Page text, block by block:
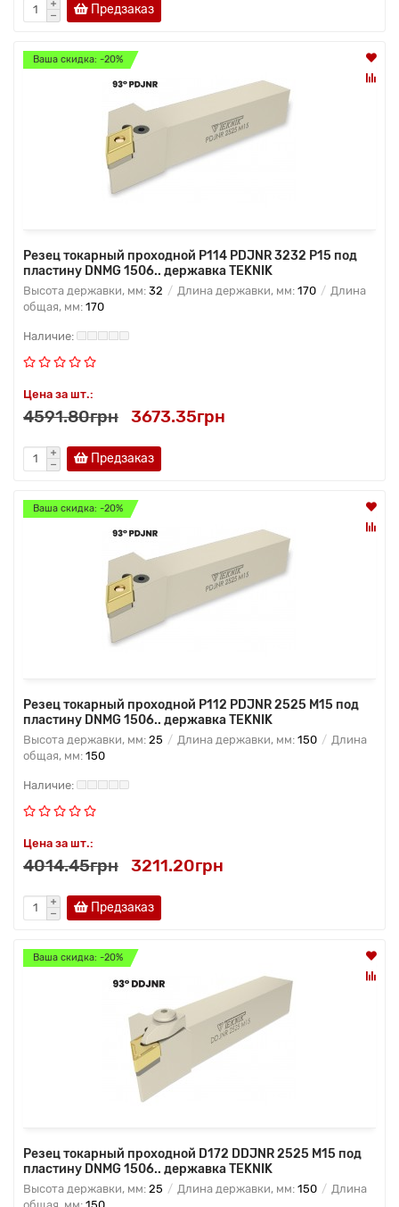
Предзаказ
Ваша скидка: -20%
Резец токарный проходной P114 PDJNR 3232 P15 под
пластину DNMG 1506.. державка TEKNIK
Высота державки, мм: 32 Длина державки, мм: 170
Длина
общая, мм: 170
Цена за шт.:
4591.80грн 3673.35грн
Предзаказ
Ваша скидка: -20%
Резец токарный проходной P112 PDJNR 2525 M15 под
пластину DNMG 1506.. державка TEKNIK
Высота державки, мм: 25 Длина державки, мм: 150
Длина
общая, мм: 150
Цена за шт.:
4014.45грн 3211.20грн
Предзаказ
Ваша скидка: -20%
Резец токарный проходной D172 DDJNR 2525 M15 под
пластину DNMG 1506.. державка TEKNIK
Высота державки, мм: 25 Длина державки, мм: 150
Длина